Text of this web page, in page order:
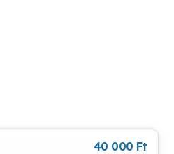
40 000 Ft